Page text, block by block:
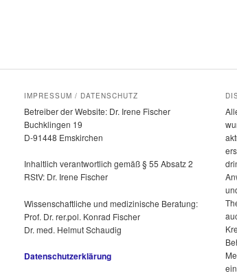
IMPRESSUM / DATENSCHUTZ
Betreiber der Website: Dr. Irene Fischer
Buchklingen 19
D-91448 Emskirchen
Inhaltlich verantwortlich gemäß § 55 Absatz 2
RStV: Dr. Irene Fischer
Wissenschaftliche und medizinische Beratung:
Prof. Dr. rer.pol. Konrad Fischer
Dr. med. Helmut Schaudig
Datenschutzerklärung